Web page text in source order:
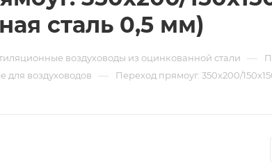
сталь 0,5 мм)
воздуховоды из оцинкованной стали —
для воздуховодов — Переход прямоуг. 350х200/